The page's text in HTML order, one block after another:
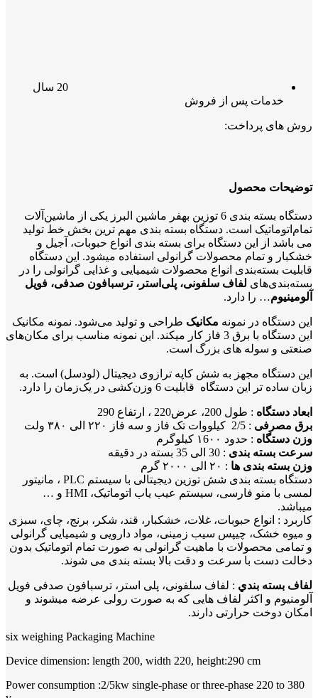
20 سال
خدمات پس از فروش
روش های پرداخت:
توضیحات محصول
دستگاه بسته‌ بندی 6 توزین بهفر ماشین البرز یکی از ماشین‌آلات
تمام‌اتوماتیک است. دستگاه بسته بندی مهم ترین بخش خط تولید
می باشد از این دستگاه برای بسته بندی انواع حبوبات، آجیل و
خشکبار و تمام محصولات گرانولی استفاده میشود. این دستگاه
قابلیت بسته‌بندی انواع محصولات شیمیایی و غذایی گرانولی را در
بسته‌بندی‌های لفاف سلفونی، پلی‌استر، ترسبافون صدفی، فویل
آلومینیوم… را دارد.
این دستگاه در نمونه مکانیک طراحی و تولید می‌شود. نمونه مکانیک
این دستگاه با برق 3 فاز کار میکند. این نمونه مناسب برای مکان‌های
صنعتی و سوله های بزرگ است.
این دستگاه مجهز به شش کاپه ترازوی دیجیتال (لودسل) است. به
زبان ساده تر این دستگاه قابلیت 6 وزن‌کشی در یک‌زمان را دارد.
ابعاد دستگاه : طول 200، عرض220 ، ارتفاع 290
برق مصرفی : 2/5 کیلووات تک فاز و سه فاز ۲۲۰ الی ۳۸۰ ولت
وزن دستگاه : حدود ۱6۰۰ کیلوگرم
سرعت بسته بندی : 30 الی 35 بسته در دقیقه
وزن بسته بندی ها : ۲۰ الی ۲۰۰۰ گرم
دستگاه بسته بندی شش توزین دیجیتالی با سیستم PLC ، مانیتور
لمسی با منو فارسی، سیستم عیب یاب اتوماتیک، HMI و …
میباشد.
کاربرد : انواع حبوبات، غلات، خشکبار، قند، شکر، برنج، چای، سبزی
و میوه خشک، چیپس سیب زمینی، مواد دارویی و شیمیایی گرانولی
و تمامی محصولات با ماهیت گرانولی به صورت تمام اتوماتیک بدون
دخالت دست با سرعت و دقت بالا بسته بندی می شوند.
لفاف بسته بندي : لفاف سلفونی، پلی استر، ترسبافون صدفی فویل
آلومنیوم و اکثر لفاف هایی که به صورت رولی عرضه میشوند و
امکان دوخت حرارتی دارند.
six weighing Packaging Machine
Device dimension: length 200, width 220, height:290 cm
Power consumption :2/5kw single-phase or three-phase 220 to 380